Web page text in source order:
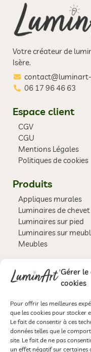
Gérer
cookies
Pour offrir les meilleures
que les cookies pour stocker
Le fait de consentir à ces
données telles que le
site. Le fait de ne pas
un effet négatif sur certaines
Votre créateur de
Isère.
06 17 96 46 63
Espace client
CGV
CGU
Mentions Légales
Politiques de cookies
Produits
Appliques murales
Luminaires de chevet
Luminaires sur pied
Luminaires sur
Meubles
Newsletter
Inscrivez vous et